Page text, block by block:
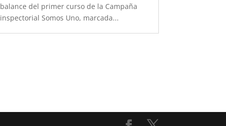
balance del primer curso de la Campaña
inspectorial Somos Uno, marcada...